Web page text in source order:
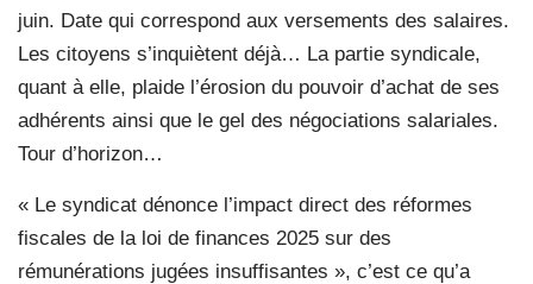
juin. Date qui correspond aux versements des salaires.
Les citoyens s’inquiètent déjà… La partie syndicale,
quant à elle, plaide l’érosion du pouvoir d’achat de ses
adhérents ainsi que le gel des négociations salariales.
Tour d’horizon…
« Le syndicat dénonce l’impact direct des réformes
fiscales de la loi de finances 2025 sur des
rémunérations jugées insuffisantes », c’est ce qu’a